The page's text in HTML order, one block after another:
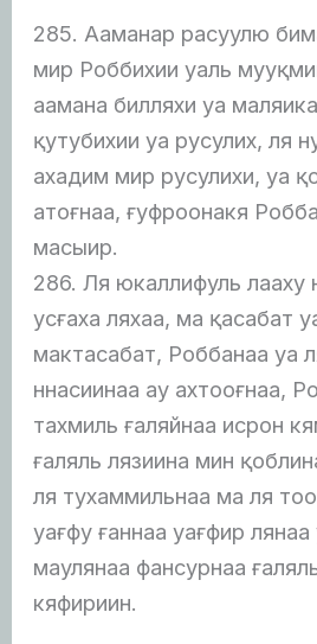
285. Ааманар расуулю
мир Роббихии уаль
аамана билляхи уа
қутубихии уа русулих, ля
ахадим мир русулихи, уа
атоғнаа, ғуфроонакя
масыир.
286. Ля юкаллифуль лааху
усғаха ляхаа, ма қасабат
мактасабат, Роббанаа уа
ннасиинаа ау ахтооғнаа,
тахмиль ғаляйнаа исрон
ғаляль лязиина мин
ля тухаммильнаа ма ля
уағфу ғаннаа уағфир
маулянаа фансурнаа
кяфириин.